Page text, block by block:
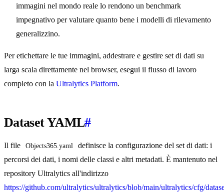
immagini nel mondo reale lo rendono un benchmark
impegnativo per valutare quanto bene i modelli di rilevamento
generalizzino.
Per etichettare le tue immagini, addestrare e gestire set di dati su
larga scala direttamente nel browser, esegui il flusso di lavoro
completo con la Ultralytics Platform.
Dataset YAML#
Il file Objects365.yaml
definisce la configurazione del set di dati: i
percorsi dei dati, i nomi delle classi e altri metadati. È mantenuto nel
repository Ultralytics all'indirizzo
https://github.com/ultralytics/ultralytics/blob/main/ultralytics/cfg/